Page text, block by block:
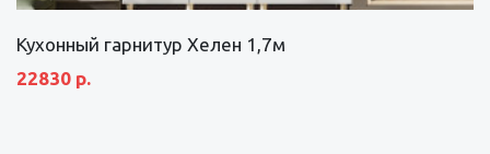
Кухонный гарнитур Хелен 1,7м
22830 р.